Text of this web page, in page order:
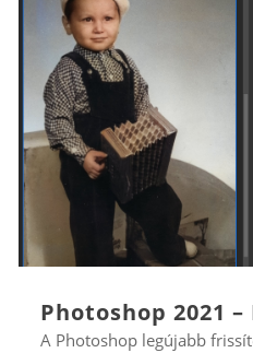
Photoshop 2021
A Photoshop legújabb